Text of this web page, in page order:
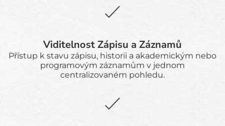
Viditelnost Zápisu a Záznamů
Přístup k stavu zápisu, historii a akademickým nebo
programovým záznamům v jednom
centralizovaném pohledu.